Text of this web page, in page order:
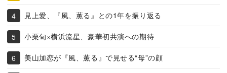
見上愛、『風、薫る』との1年を振り返る
小栗旬×横浜流星、豪華初共演への期待
美山加恋が『風、薫る』で見せる“母”の顔